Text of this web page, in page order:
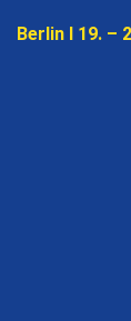
Berlin I 19. –